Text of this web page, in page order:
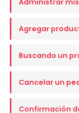
Agregar
Buscando un
Cancelar un
Confirmación